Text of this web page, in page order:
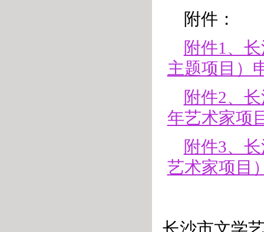
附件：
附件1、
主题项目）
附件2、
年艺术家项
附件3、
艺术家项目